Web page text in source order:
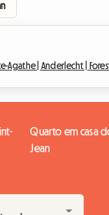
Agathe | Anderlecht |
Quarto em casa
Jean